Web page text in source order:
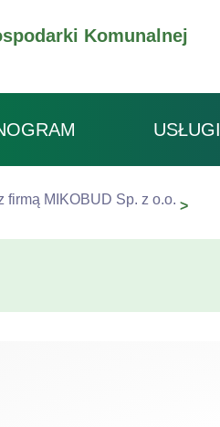
Komunalnej
USŁUGI
firmą MIKOBUD Sp. z o.o.